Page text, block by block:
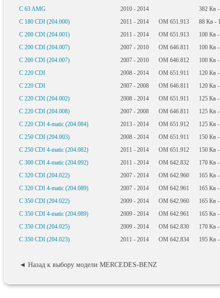
C 63 AMG
2010 - 2014 382 Кв
C 180 CDI (204.000)
2011 - 2014 OM 651.913 88 Кв -
C 200 CDI (204.001)
2011 - 2014 OM 651.913 100 Кв
C 200 CDI (204.007)
2007 - 2010 OM 646.811 100 Кв
C 200 CDI (204.007)
2007 - 2010 OM 646.812 100 Кв
C 220 CDI
2008 - 2014 OM 651.911 120 Кв
C 220 CDI
2007 - 2008 OM 646.811 120 Кв
C 220 CDI (204.002)
2008 - 2014 OM 651.911 125 Кв
C 220 CDI (204.008)
2007 - 2008 OM 646.811 125 Кв
C 220 CDI 4-matic (204.084)
2013 - 2014 OM 651.912 125 Кв
C 250 CDI (204.003)
2008 - 2014 OM 651.911 150 Кв
C 250 CDI 4-matic (204.082)
2011 - 2014 OM 651.912 150 Кв
C 300 CDI 4-matic (204.092)
2011 - 2014 OM 642.832 170 Кв
C 320 CDI (204.022)
2007 - 2014 OM 642.960 165 Кв
C 320 CDI 4-matic (204.089)
2007 - 2014 OM 642.961 165 Кв
C 350 CDI (204.022)
2009 - 2014 OM 642.960 165 Кв
C 350 CDI 4-matic (204.089)
2009 - 2014 OM 642.961 165 Кв
C 350 CDI (204.025)
2009 - 2014 OM 642.830 170 Кв
C 350 CDI (204.023)
2011 - 2014 OM 642.834 195 Кв
◄ Назад к выбору модели MERCEDES-BENZ